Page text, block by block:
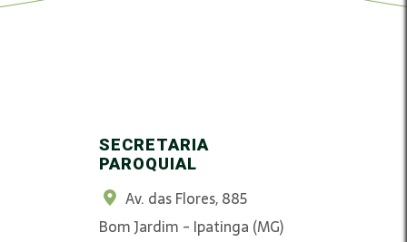
SECRETARIA
PAROQUIAL
Av. das Flores, 885
Bom Jardim - Ipatinga (MG)